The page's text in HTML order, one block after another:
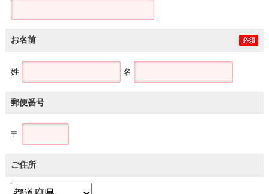
お名前 必須
姓 名
郵便番号
〒
ご住所